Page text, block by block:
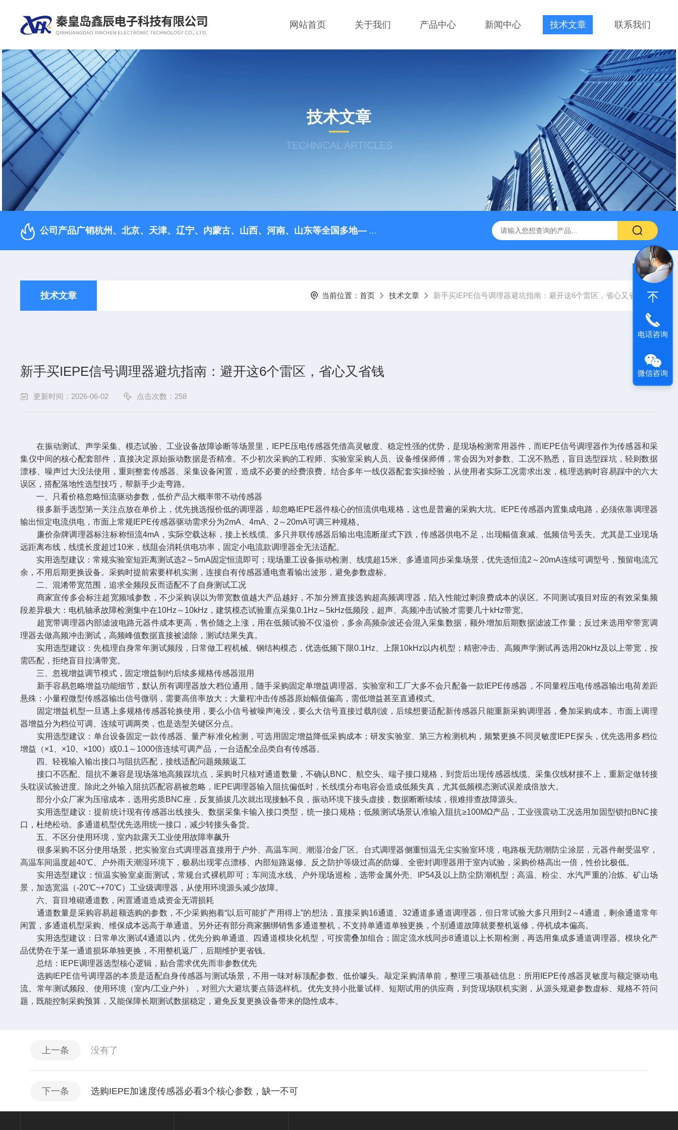
网站首页 关于我们 产品中心 新闻中心 技术文章 联系我们
技术文章
TECHNICAL ARTICLES
公司产品广销杭州、北京、天津、‌辽宁、内蒙古、山西、河南、‌山东等全国多地— HD2416数据采集器 ICP加速度传感器电缆1032-BNC AD001ICP型大冲击加
技术文章 当前位置： 首页 技术文章 新手买IEPE信号调理器避坑指南：避开这6个雷区，省心又省钱
新手买IEPE信号调理器避坑指南：避开这6个雷区，省心又省钱
更新时间：2026-06-02 点击次数：258
在振动测试、声学采集、模态试验、工业设备故障诊断等场景里，IEPE压电传感器凭借高灵敏度、稳定性强的优势，是现场检测常用器件，而IEPE信号调理器作为传感器和采
集仪中间的核心配套部件，直接决定原始振动数据是否精准。不少初次采购的工程师、实验室采购人员、设备维保师傅，常会因为对参数、工况不熟悉，盲目选型踩坑，轻则数据
漂移、噪声过大没法使用，重则整套传感器、采集设备闲置，造成不必要的经费浪费。结合多年一线仪器配套实操经验，从使用者实际工况需求出发，梳理选购时容易踩中的六大
误区，搭配落地性选型技巧，帮新手少走弯路。
一、只看价格忽略恒流驱动参数，低价产品大概率带不动传感器
很多新手选型第一关注点放在单价上，优先挑选报价低的调理器，却忽略IEPE器件核心的恒流供电规格，这也是普遍的采购大坑。IEPE传感器内置集成电路，必须依靠调理器
输出恒定电流供电，市面上常规IEPE传感器驱动需求分为2mA、4mA、2～20mA可调三种规格。
廉价杂牌调理器标注标称恒流4mA，实际空载达标，接上长线缆、多只并联传感器后输出电流断崖式下跌，传感器供电不足，出现幅值衰减、低频信号丢失。尤其是工业现场
远距离布线，线缆长度超过10米，线阻会消耗供电功率，固定小电流款调理器全无法适配。
实用选型建议：常规实验室短距离测试选2～5mA固定恒流即可；现场重工设备振动检测、线缆超15米、多通道同步采集场景，优先选恒流2～20mA连续可调型号，预留电流冗
余，不用后期更换设备。采购时提前索要样机实测，连接自有传感器通电查看输出波形，避免参数虚标。
二、混淆带宽范围，追求全频段反而适配不了自身测试工况
商家宣传多会标注超宽频域参数，不少采购误以为带宽数值越大产品越好，不加分辨直接选购超高频调理器，陷入性能过剩浪费成本的误区。不同测试项目对应的有效采集频
段差异极大：电机轴承故障检测集中在10Hz～10kHz，建筑模态试验重点采集0.1Hz～5kHz低频段，超声、高频冲击试验才需要几十kHz带宽。
超宽带调理器内部滤波电路元器件成本更高，售价随之上涨，用在低频试验不仅溢价，多余高频杂波还会混入采集数据，额外增加后期数据滤波工作量；反过来选用窄带宽调
理器去做高频冲击测试，高频峰值数据直接被滤除，测试结果失真。
实用选型建议：先梳理自身常年测试频段，日常做工程机械、钢结构模态，优选低频下限0.1Hz、上限10kHz以内机型；精密冲击、高频声学测试再选用20kHz及以上带宽，按
需匹配，拒绝盲目拉满带宽。
三、忽视增益调节模式，固定增益制约后续多规格传感器混用
新手容易忽略增益功能细节，默认所有调理器放大档位通用，随手采购固定单增益调理器。实验室和工厂大多不会只配备一款IEPE传感器，不同量程压电传感器输出电荷差距
悬殊：小量程微型传感器输出信号微弱，需要高倍率放大；大量程冲击传感器原始幅值偏高，需低增益甚至直通模式。
固定增益机型一旦遇上多规格传感器轮换使用，要么小信号被噪声淹没，要么大信号直接过载削波，后续想要适配新传感器只能重新采购调理器，叠加采购成本。市面上调理
器增益分为档位可调、连续可调两类，也是选型关键区分点。
实用选型建议：单台设备固定一款传感器、量产标准化检测，可选用固定增益降低采购成本；研发实验室、第三方检测机构，频繁更换不同灵敏度IEPE探头，优先选用多档位
增益（×1、×10、×100）或0.1～1000倍连续可调产品，一台适配全品类自有传感器。
四、轻视输入输出接口与阻抗匹配，接线适配问题频频返工
接口不匹配、阻抗不兼容是现场落地高频踩坑点，采购时只核对通道数量，不确认BNC、航空头、端子接口规格，到货后出现传感器线缆、采集仪线材接不上，重新定做转接
头耽误试验进度。除此之外输入阻抗匹配容易被忽略，IEPE调理器输入阻抗偏低时，长线缆分布电容会造成低频失真，尤其低频模态测试误差成倍放大。
部分小众厂家为压缩成本，选用劣质BNC座，反复插拔几次就出现接触不良，振动环境下接头虚接，数据断断续续，很难排查故障源头。
实用选型建议：提前统计现有传感器出线接头、数据采集卡输入接口类型，统一接口规格；低频测试场景认准输入阻抗≥100MΩ产品，工业强震动工况选用加固型锁扣BNC接
口，杜绝松动。多通道机型优先选用统一接口，减少转接头备货。
五、不区分使用环境，室内款露天工业使用故障率飙升
很多采购不区分使用场景，把实验室台式调理器直接用于户外、高温车间、潮湿冶金厂区。台式调理器侧重恒温无尘实验室环境，电路板无防潮防尘涂层，元器件耐受温窄，
高温车间温度超40℃、户外雨天潮湿环境下，极易出现零点漂移、内部短路返修。反之防护等级过高的防爆、全密封调理器用于室内试验，采购价格高出一倍，性价比极低。
实用选型建议：恒温实验室桌面测试，常规台式裸机即可；车间流水线、户外现场巡检，选带金属外壳、IP54及以上防尘防潮机型；高温、粉尘、水汽严重的冶炼、矿山场
景，加选宽温（-20℃~+70℃）工业级调理器，从使用环境源头减少故障。
六、盲目堆砌通道数，闲置通道造成资金无谓损耗
通道数量是采购容易超额选购的参数，不少采购抱着“以后可能扩产用得上”的想法，直接采购16通道、32通道多通道调理器，但日常试验大多只用到2～4通道，剩余通道常年
闲置，多通道机型采购、维保成本远高于单通道。另外还有部分商家捆绑销售多通道整机，不支持单通道单独更换，个别通道故障就要整机返修，停机成本偏高。
实用选型建议：日常单次测试4通道以内，优先分购单通道、四通道模块化机型，可按需叠加组合；固定流水线同步8通道以上长期检测，再选用集成多通道调理器。模块化产
品优势在于某一通道损坏单独更换，不用整机返厂，后期维护更省钱。
总结：IEPE调理器选型核心逻辑，贴合需求优先而非参数优先
选购IEPE信号调理器的本质是适配自身传感器与测试场景，不用一味对标顶配参数、低价噱头。敲定采购清单前，整理三项基础信息：所用IEPE传感器灵敏度与额定驱动电
流、常年测试频段、使用环境（室内/工业户外），对照六大避坑要点筛选样机。优先支持小批量试样、短期试用的供应商，到货现场联机实测，从源头规避参数虚标、规格不符问
题，既能控制采购预算，又能保障长期测试数据稳定，避免反复更换设备带来的隐性成本。
上一条 没有了
下一条 选购IEPE加速度传感器必看3个核心参数，缺一不可
电话咨询
微信咨询